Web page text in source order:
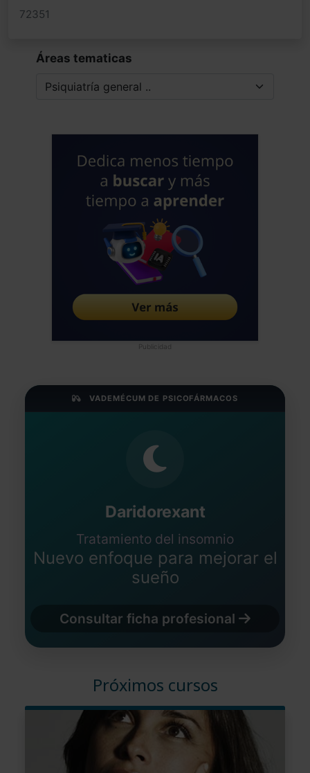
72351
Áreas tematicas
Publicidad
VADEMÉCUM DE PSICOFÁRMACOS
Daridorexant
Tratamiento del insomnio
Nuevo enfoque para mejorar el
sueño
Consultar ficha profesional
Próximos cursos